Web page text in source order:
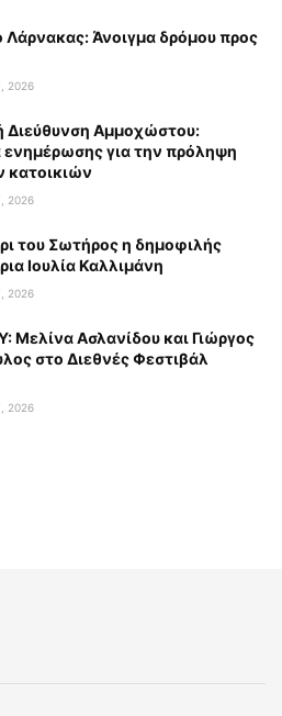
Λάρνακας: Άνοιγμα δρόμου προς
2026
Διεύθυνση Αμμοχώστου:
ενημέρωσης για την πρόληψη
κατοικιών
2026
του Σωτήρος η δημοφιλής
Ιουλία Καλλιμάνη
2026
Μελίνα Ασλανίδου και Γιώργος
στο Διεθνές Φεστιβάλ
2026